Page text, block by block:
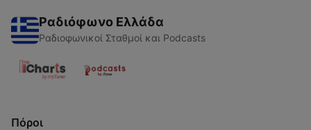
Ραδιόφωνο Ελλάδα
Ραδιοφωνικοί Σταθμοί και Podcasts
Πόροι